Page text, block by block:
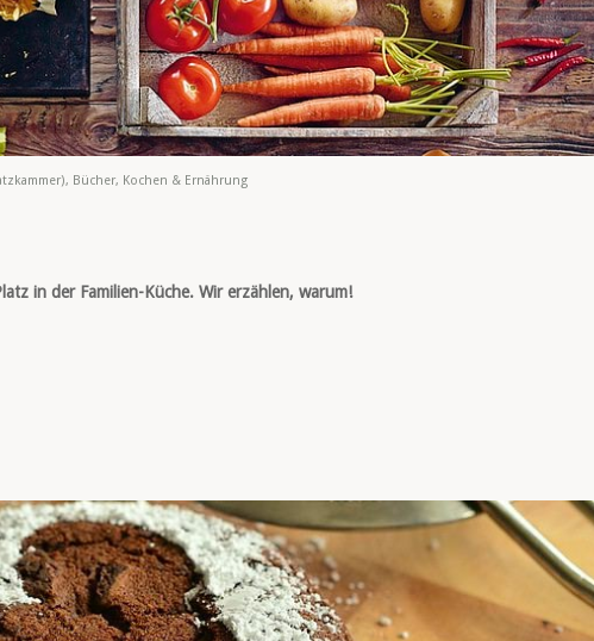
, Bücher, Kochen & Ernährung
in der Familien-Küche. Wir erzählen, warum!